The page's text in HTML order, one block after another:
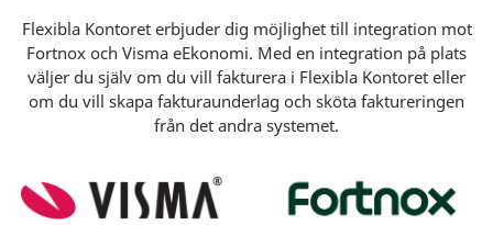
Flexibla Kontoret erbjuder dig möjlighet till integration mot
Fortnox och Visma eEkonomi. Med en integration på plats
väljer du själv om du vill fakturera i Flexibla Kontoret eller
om du vill skapa fakturaunderlag och sköta faktureringen
från det andra systemet.